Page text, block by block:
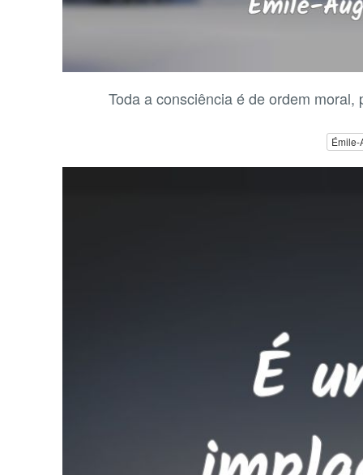
Toda a consciência é de ordem
Émile-